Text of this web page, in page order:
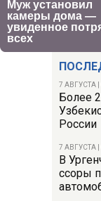
7 АВГУСТА
Более
России
7 АВГУСТА
В
ссоры